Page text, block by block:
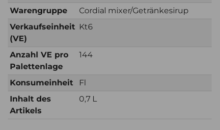
Warengruppe
Cordial mixer/Getränkesirup
Verkaufseinheit
(VE)
Kt6
Anzahl VE pro
Palettenlage
144
Konsumeinheit
Fl
Inhalt des
Artikels
0,7 L